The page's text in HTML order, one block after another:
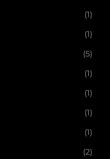
(1)
(1)
(5)
(1)
(1)
(1)
(1)
(2)